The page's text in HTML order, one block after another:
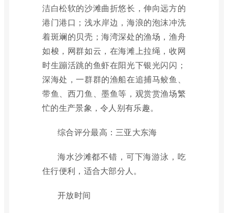
洁白松软的沙滩曲折悠长，伸向远方的
港门港口；浅水岸边，海浪的泡沫冲洗
着斑斓的贝壳；海湾深处的渔场，渔舟
如梭，网群如云，在海滩上拉绳，收网
时生蹦活跳的鱼虾在阳光下银光闪闪；
深海处，一群群的渔船在追捕马鲛鱼、
带鱼、西刀鱼、墨鱼等，观赏赏渔场繁
忙的生产景象，令人别有乐趣。
综合评分最高：三亚大东海
海水沙滩都不错，可下海游泳，吃
住行便利，适合大部分人。
开放时间